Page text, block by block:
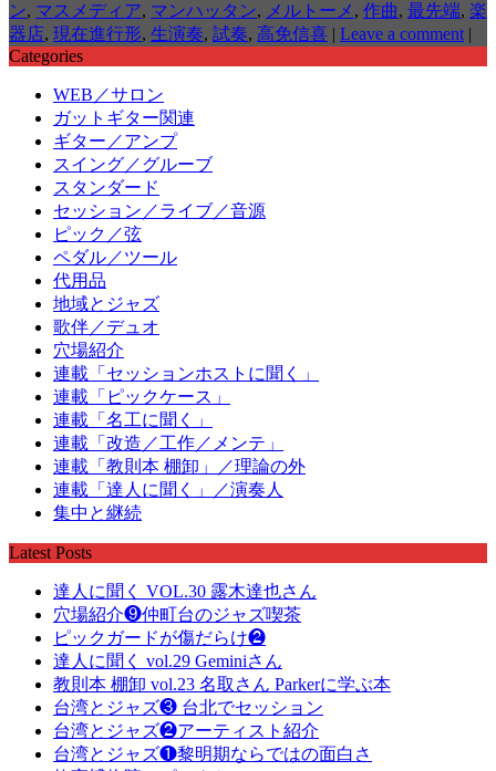
ン, マスメディア, マンハッタン, メルトーメ , 作曲, 最先端, 楽
器店, 現在進行形, 生演奏, 試奏, 高免信喜 | Leave a comment |
Categories
WEB／サロン
ガットギター関連
ギター／アンプ
スイング／グルーブ
スタンダード
セッション／ライブ／音源
ピック／弦
ペダル／ツール
代用品
地域とジャズ
歌伴／デュオ
穴場紹介
連載「セッションホストに聞く」
連載「ピックケース」
連載「名工に聞く」
連載「改造／工作／メンテ」
連載「教則本 棚卸」／理論の外
連載「達人に聞く」／演奏人
集中と継続
Latest Posts
達人に聞く VOL.30 露木達也さん
穴場紹介❾仲町台のジャズ喫茶
ピックガードが傷だらけ❷
達人に聞く vol.29 Geminiさん
教則本 棚卸 vol.23 名取さん Parkerに学ぶ本
台湾とジャズ❸ 台北でセッション
台湾とジャズ❷アーティスト紹介
台湾とジャズ❶黎明期ならではの面白さ